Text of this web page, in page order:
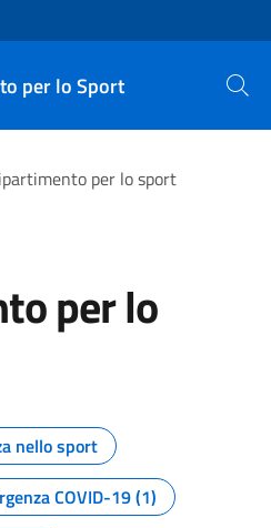
per lo Sport Cerca
per lo sport
per lo
della pagina
nello sport
COVID-19 (1)